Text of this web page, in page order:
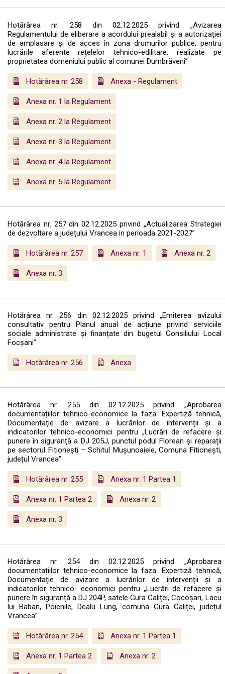
Hotărârea nr. 258 din 02.12.2025 privind „Avizarea
Regulamentului de eliberare a acordului prealabil și a autorizației
de amplasare și de acces în zona drumurilor publice, pentru
lucrările aferente rețelelor tehnico-edilitare, realizate pe
proprietatea domeniului public al comunei Dumbrăveni”
Hotărârea nr. 258 Anexa - Regulament
Anexa nr. 1 la Regulament
Anexa nr. 2 la Regulament
Anexa nr. 3 la Regulament
Anexa nr. 4 la Regulament
Anexa nr. 5 la Regulament
Hotărârea nr. 257 din 02.12.2025 privind „Actualizarea Strategiei
de dezvoltare a județului Vrancea in perioada 2021-2027”
Hotărârea nr. 257 Anexa nr. 1 Anexa nr. 2
Anexa nr. 3
Hotărârea nr. 256 din 02.12.2025 privind „Emiterea avizului
consultativ pentru Planul anual de acțiune privind serviciile
sociale administrate și finanțate din bugetul Consiliului Local
Focșani”
Hotărârea nr. 256 Anexa
Hotărârea nr. 255 din 02.12.2025 privind „Aprobarea
documentațiilor tehnico-economice la faza: Expertiză tehnică,
Documentație de avizare a lucrărilor de intervenții și a
indicatorilor tehnico-economici pentru „Lucrări de refacere și
punere în siguranță a DJ 205J, punctul podul Florean și reparații
pe sectorul Fitionești – Schitul Mușunoaiele, Comuna Fitionești,
județul Vrancea”
Hotărârea nr. 255 Anexa nr. 1 Partea 1
Anexa nr. 1 Partea 2 Anexa nr. 2
Anexa nr. 3
Hotărârea nr. 254 din 02.12.2025 privind „Aprobarea
documentațiilor tehnico-economice la faza: Expertiză tehnică,
Documentație de avizare a lucrărilor de intervenții și a
indicatorilor tehnico- economici pentru „Lucrări de refacere și
punere în siguranță a DJ 204P, satele Gura Caliței, Cocoșari, Lacu
lui Baban, Poienile, Dealu Lung, comuna Gura Caliței, județul
Vrancea”
Hotărârea nr. 254 Anexa nr. 1 Partea 1
Anexa nr. 1 Partea 2 Anexa nr. 2